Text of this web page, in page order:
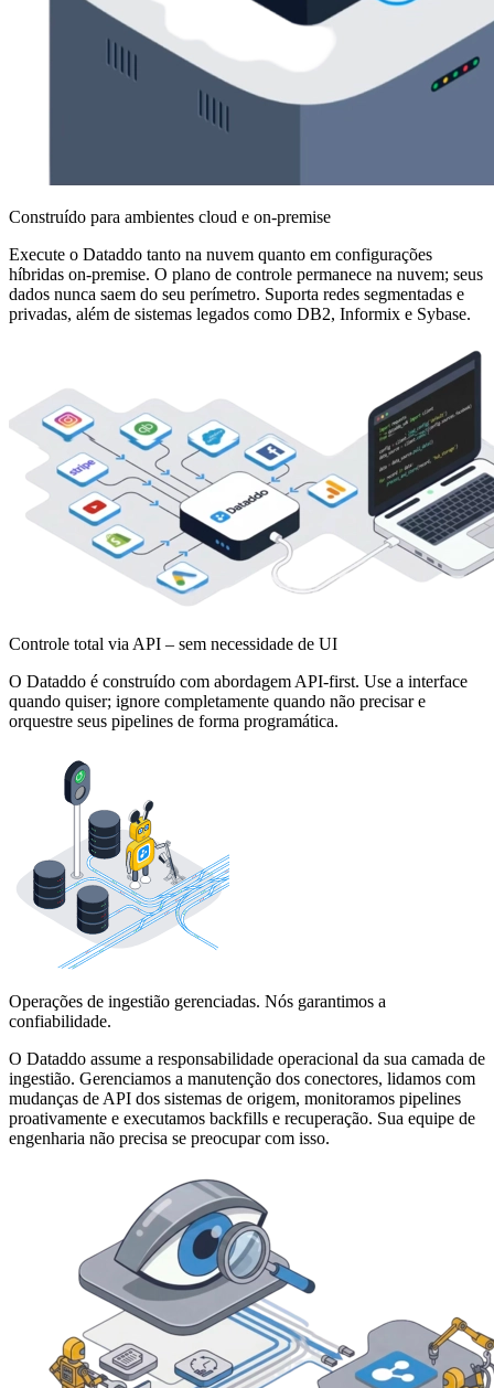
Construído para ambientes cloud e on-premise
Execute o Dataddo tanto na nuvem quanto em configurações
híbridas on-premise. O plano de controle permanece na nuvem; seus
dados nunca saem do seu perímetro. Suporta redes segmentadas e
privadas, além de sistemas legados como DB2, Informix e Sybase.
Controle total via API – sem necessidade de UI
O Dataddo é construído com abordagem API-first. Use a interface
quando quiser; ignore completamente quando não precisar e
orquestre seus pipelines de forma programática.
Operações de ingestião gerenciadas. Nós garantimos a
confiabilidade.
O Dataddo assume a responsabilidade operacional da sua camada de
ingestião. Gerenciamos a manutenção dos conectores, lidamos com
mudanças de API dos sistemas de origem, monitoramos pipelines
proativamente e executamos backfills e recuperação. Sua equipe de
engenharia não precisa se preocupar com isso.